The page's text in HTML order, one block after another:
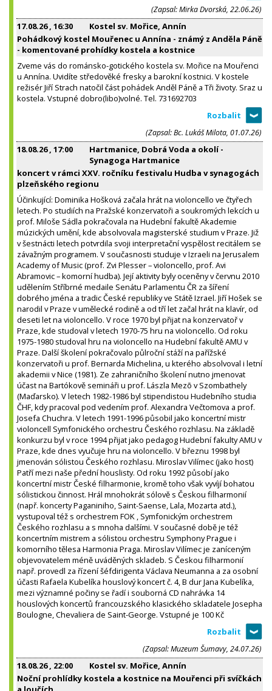
(Zapsal: Mirka Dvorská, 22.06.26)
17.08.26, 16:30
Kostel sv. Mořice, Annín
Pohádkový kostel Mouřenec u Annína - známý z Anděla Páně
- komentované prohídky kostela a kostnice
Zveme vás do románsko-gotického kostela sv. Mořice na Mouřenci
u Annína. Uvidíte středověké fresky a barokní kostnici. V kostele
režisér Jiří Strach natočil část pohádek Anděl Páně a Tři životy. Sraz u
kostela. Vstupné dobro(libo)volné. Tel. 731692703
(Zapsal: Bc. Lukáš Milota, 01.07.26)
18.08.26, 17:00
Hartmanice, Dobrá Voda a okolí -
Synagoga Hartmanice
koncert v rámci XXV. ročníku festivalu Hudba v synagogách
plzeňského regionu
Účinkující: Dominika Hošková začala hrát na violoncello ve čtyřech
letech. Po studiích na Pražské konzervatoři a soukromých lekcích u
prof. Miloše Sádla pokračovala na Hudební fakultě Akademie
múzických umění, kde absolvovala magisterské studium v Praze. Již
v šestnácti letech potvrdila svoji interpretační vyspělost recitálem se
závažným programem. V současnosti studuje v Izraeli na Jerusalem
Academy of Music (prof. Zvi Plesser – violoncello, prof. Avi
Abramovic – komorní hudba). Její aktivity byly oceněny v červnu 2010
udělením Stříbrné medaile Senátu Parlamentu ČR za šíření
dobrého jména a tradic České republiky ve Státě Izrael. Jiří Hošek se
narodil v Praze v umělecké rodině a od tří let začal hrát na klavír, od
deseti let na violoncello. V roce 1970 byl přijat na konzervatoř v
Praze, kde studoval v letech 1970-75 hru na violoncello. Od roku
1975-1980 studoval hru na violoncello na Hudební fakultě AMU v
Praze. Další školení pokračovalo půlroční stáží na pařížské
konzervatoři u prof. Bernarda Michelina, u kterého absolvoval i letní
akademii v Nice (1981). Ze zahraničního školení nutno jmenovat
účast na Bartókově semináři u prof. Lászla Mezõ v Szombathely
(Maďarsko). V letech 1982-1986 byl stipendistou Hudebního studia
ČHF, kdy pracoval pod vedením prof. Alexandra Večtomova a prof.
Josefa Chuchra. V letech 1991-1996 působil jako koncertní mistr
violoncell Symfonického orchestru Českého rozhlasu. Na základě
konkurzu byl v roce 1994 přijat jako pedagog Hudební fakulty AMU v
Praze, kde dnes vyučuje hru na violoncello. V březnu 1998 byl
jmenován sólistou Českého rozhlasu. Miroslav Vilímec (jako host)
Patří mezi naše přední houslisty. Od roku 1992 působí jako
koncertní mistr České filharmonie, kromě toho však vyvíjí bohatou
sólistickou činnost. Hrál mnohokrát sólově s Českou filharmonií
(např. koncerty Paganiniho, Saint-Saense, Lala, Mozarta atd.),
vystupoval též s orchestrem FOK , Symfonickým orchestrem
Českého rozhlasu a s mnoha dalšími. V současné době je též
koncertním mistrem a sólistou orchestru Symphony Prague i
komorního tělesa Harmonia Praga. Miroslav Vilímec je zaníceným
objevovatelem méně uváděných skladeb. S Českou filharmonií
např. provedl za řízení šéfdirigenta Václava Neumanna a za osobní
účasti Rafaela Kubelíka houslový koncert č. 4, B dur Jana Kubelíka,
mezi významné počiny se řadí i souborná CD nahrávka 14
houslových koncertů francouzského klasického skladatele Josepha
Boulogne, Chevaliera de Saint-George. Vstupné je 100 Kč
(Zapsal: Muzeum Šumavy, 24.07.26)
18.08.26, 22:00
Kostel sv. Mořice, Annín
Noční prohlídky kostela a kostnice na Mouřenci při svíčkách